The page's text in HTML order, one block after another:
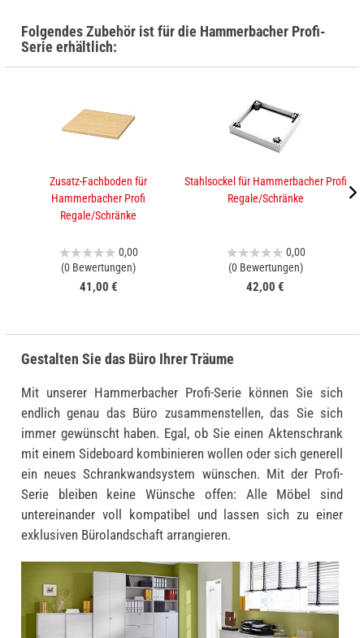
Folgendes Zubehör ist für die Hammerbacher Profi-
Serie erhältlich:
Zusatz-Fachboden für
Hammerbacher Profi
Regale/Schränke
0,00
(0 Bewertungen)
41,00 €
Stahlsockel für Hammerbacher Profi
Regale/Schränke
0,00
(0 Bewertungen)
42,00 €
Gestalten Sie das Büro Ihrer Träume
Mit unserer Hammerbacher Profi-Serie können Sie sich
endlich genau das Büro zusammenstellen, das Sie sich
immer gewünscht haben. Egal, ob Sie einen Aktenschrank
mit einem Sideboard kombinieren wollen oder sich generell
ein neues Schrankwandsystem wünschen. Mit der Profi-
Serie bleiben keine Wünsche offen: Alle Möbel sind
untereinander voll kompatibel und lassen sich zu einer
exklusiven Bürolandschaft arrangieren.